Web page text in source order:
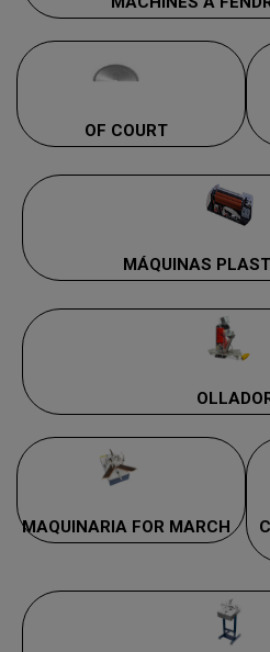
OF COURT
MÁQUINAS
MAQUINARIA FOR MARCH